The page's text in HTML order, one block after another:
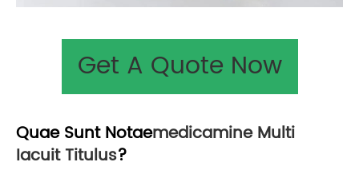
Get A Quote Now
Quae Sunt NotaeMedicamine Multi
Iacuit Titulus?